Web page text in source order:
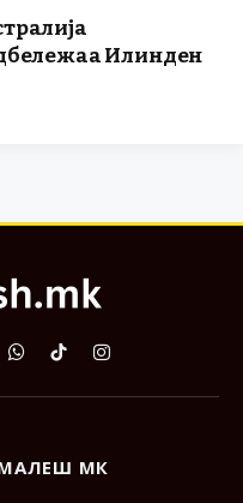
Илинден
WhatsApp
TikTokInstagram
МК